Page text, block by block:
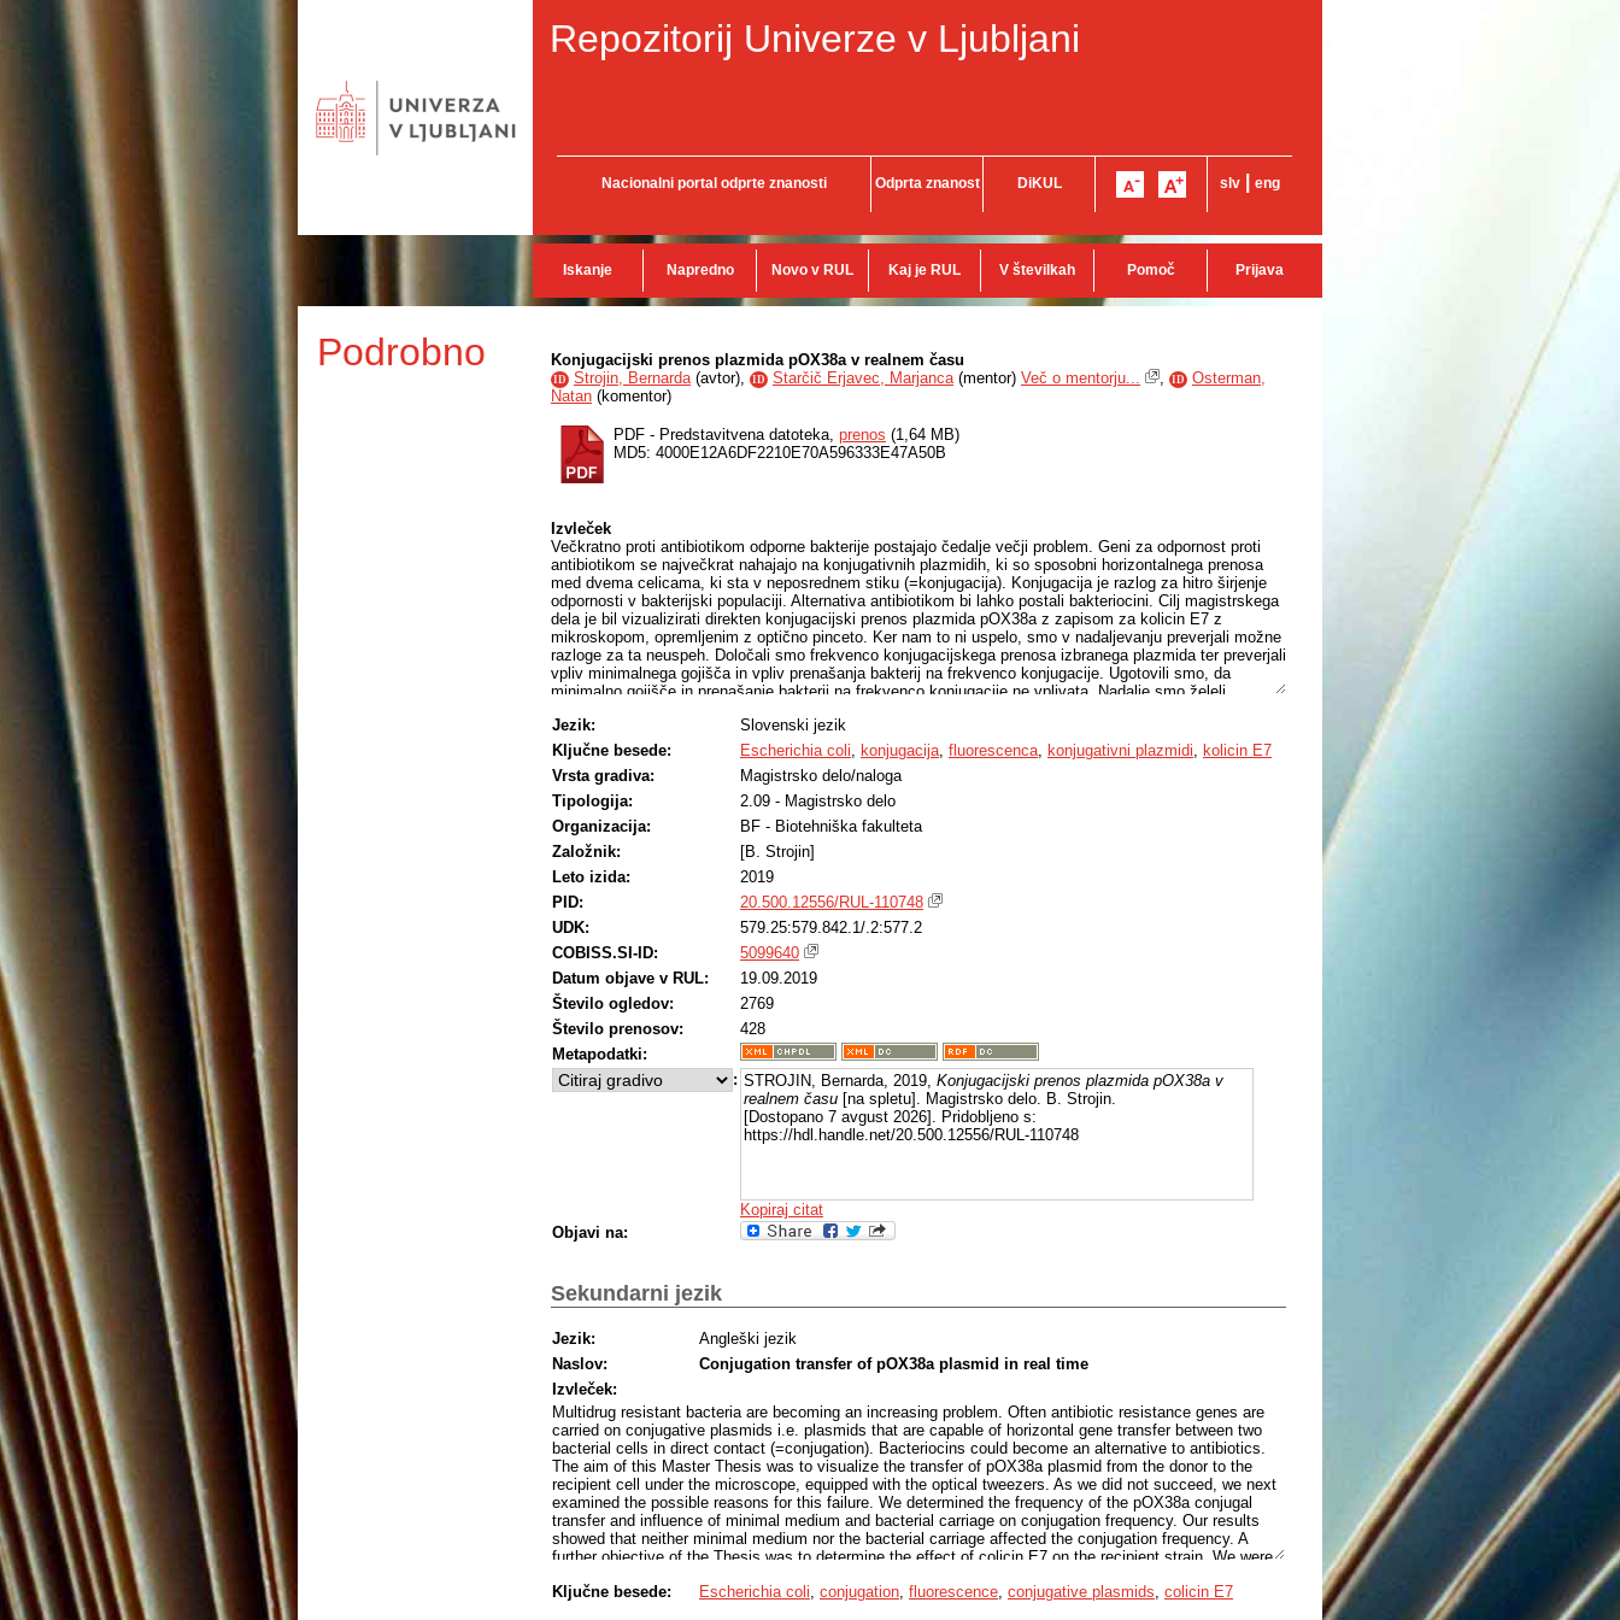
Repozitorij Univerze v Ljubljani
Nacionalni portal odprte znanosti Odprta znanost DiKUL slv eng
Iskanje Napredno Novo v RUL Kaj je RUL V številkah Pomoč Prijava
Podrobno Konjugacijski prenos plazmida pOX38a v realnem času
ID Strojin, Bernarda(avtor), ID Starčič Erjavec, Marjanca(mentor) Več o mentorju... , ID
Osterman,
Natan (komentor)
PDF - Predstavitvena datoteka, prenos (1,64 MB)
MD5: 4000E12A6DF2210E70A596333E47A50B
Izvleček
Večkratno proti antibiotikom odporne bakterije postajajo čedalje večji problem. Geni za odpornost proti
antibiotikom se največkrat nahajajo na konjugativnih plazmidih, ki so sposobni horizontalnega prenosa
med dvema celicama, ki sta v neposrednem stiku (=konjugacija). Konjugacija je razlog za hitro širjenje
odpornosti v bakterijski populaciji. Alternativa antibiotikom bi lahko postali bakteriocini. Cilj magistrskega
dela je bil vizualizirati direkten konjugacijski prenos plazmida pOX38a z zapisom za kolicin E7 z
mikroskopom, opremljenim z optično pinceto. Ker nam to ni uspelo, smo v nadaljevanju preverjali možne
razloge za ta neuspeh. Določali smo frekvenco konjugacijskega prenosa izbranega plazmida ter preverjali
vpliv minimalnega gojišča in vpliv prenašanja bakterij na frekvenco konjugacije. Ugotovili smo, da
minimalno gojišče in prenašanje bakterij na frekvenco konjugacije ne vplivata. Nadalje smo želeli
lizira in če se spremeni prepustnost membrane in omogoči vstop propidijevega jodida. Ugotovili smo, da
kolicin E7 v dovolj visoki koncentraciji deluje bakteriocidno na bakterijski sev. To smo dokazali z
merjenjem optične gostote pri valovni dolžini 600 nm in določanjem števila CFU/mL. Do lize oziroma
spremembe prepustnosti membrane za vstop propidijevega jodida ne pride. Po 24 urah inkubacije
bakterijskega seva s kolicinom lahko nekatere celice pridobijo odpornost proti kolicinu E7, kar kaže
zvišanje vrednosti optične gostote in števila CFU/mL.
Jezik:
Slovenski jezik
Ključne besede:
Escherichia coli, konjugacija, fluorescenca, konjugativni plazmidi, kolicin E7
Vrsta gradiva:
Magistrsko delo/naloga
Tipologija:
2.09 - Magistrsko delo
Organizacija:
BF - Biotehniška fakulteta
Založnik:
[B. Strojin]
Leto izida:
2019
PID:
20.500.12556/RUL-110748
UDK:
579.25:579.842.1/.2:577.2
COBISS.SI-ID:
5099640
Datum objave v RUL:
19.09.2019
Število ogledov:
2769
Število prenosov:
428
Metapodatki:
: STROJIN, Bernarda, 2019, Konjugacijski prenos plazmida pOX38a v
realnem času [na spletu]. Magistrsko delo. B. Strojin.
[Dostopano 7 avgust 2026]. Pridobljeno s:
https://hdl.handle.net/20.500.12556/RUL-110748
Kopiraj citat
Objavi na:
Sekundarni jezik
Jezik:
Angleški jezik
Naslov:
Conjugation transfer of pOX38a plasmid in real time
Izvleček:
Multidrug resistant bacteria are becoming an increasing problem. Often antibiotic resistance genes are
carried on conjugative plasmids i.e. plasmids that are capable of horizontal gene transfer between two
bacterial cells in direct contact (=conjugation). Bacteriocins could become an alternative to antibiotics.
The aim of this Master Thesis was to visualize the transfer of pOX38a plasmid from the donor to the
recipient cell under the microscope, equipped with the optical tweezers. As we did not succeed, we next
examined the possible reasons for this failure. We determined the frequency of the pOX38a conjugal
transfer and influence of minimal medium and bacterial carriage on conjugation frequency. Our results
showed that neither minimal medium nor the bacterial carriage affected the conjugation frequency. A
further objective of the Thesis was to determine the effect of colicin E7 on the recipient strain. We were
membrane permeability was changed in the way that propidium iodide can enter the cell. We found that a
Ključne besede: Escherichia coli conjugation fluorescence conjugative plasmids colicin E7